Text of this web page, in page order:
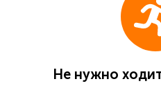
Не нужно